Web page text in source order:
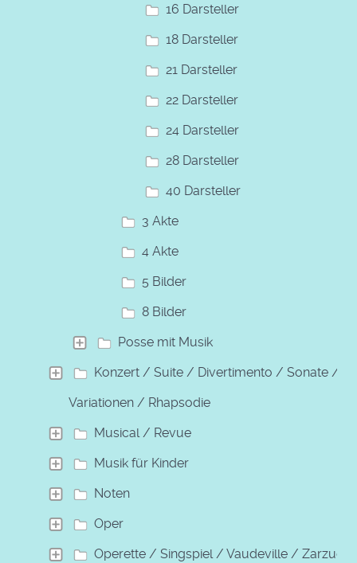
16 Darsteller
18 Darsteller
21 Darsteller
22 Darsteller
24 Darsteller
28 Darsteller
40 Darsteller
3 Akte
4 Akte
5 Bilder
8 Bilder
Posse mit Musik
Konzert / Suite / Divertimento / Sonate /
Variationen / Rhapsodie
Musical / Revue
Musik für Kinder
Noten
Oper
Operette / Singspiel / Vaudeville / Zarzuela